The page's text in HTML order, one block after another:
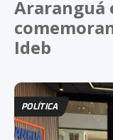
Araranguá
Ideb
POLÍTICA